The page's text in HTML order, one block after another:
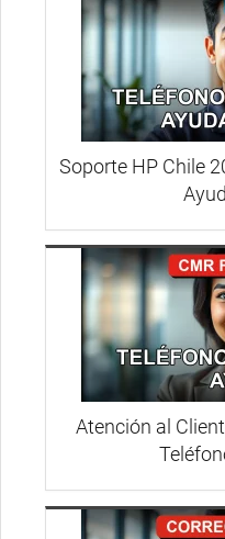
Soporte HP Chile
Atención al